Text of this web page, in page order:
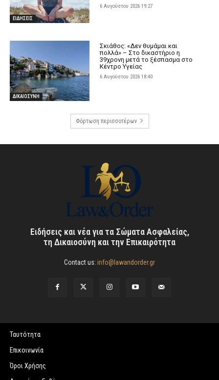
ΕΙΔΗΣΕΙΣ
6 Αυγούστου 2026 19:27
ΔΙΚΑΙΟΣΥΝΗ
Σκιάθος: «Δεν θυμάμαι και
πολλά» – Στο δικαστήριο η
39χρονη μετά το ξέσπασμα στο
Κέντρο Υγείας
6 Αυγούστου 2026 18:40
Φόρτωση περισσοτέρων
Ειδήσεις και νέα για τα Σώματα Ασφαλείας,
τη Δικαιοσύνη και την Επικαιρότητα
Contact us: info@lawandorder.gr
Ταυτότητα
Επικοινωνία
Όροι Χρήσης